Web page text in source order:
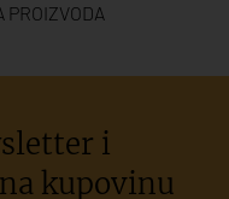
i
kupovinu